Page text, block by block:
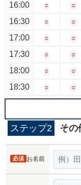
16:00
16:30
17:00
17:30
18:00
18:30
○
○
○
○
○
○
○
○
○
○
○
○
ステップ2 その
お名前
必須